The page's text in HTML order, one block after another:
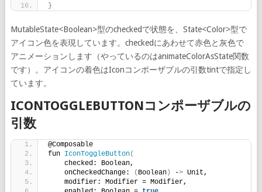
}
MutableState<Boolean>型のcheckedで状態を、State<Color>型で
アイコン色を表現しています。checkedにあわせて赤色と灰色で
アニメーションします（やっているのはanimateColorAsState関数
です）。アイコンの着色はIconコンポーザブルの引数tintで指定し
ています。
ICONTOGGLEBUTTONコンポーザブルの
引数
@Composable
fun IconToggleButton(
    checked: Boolean,
    onCheckedChange:
( Boolean) -> Unit,
    modifier: Modifier = Modifier,